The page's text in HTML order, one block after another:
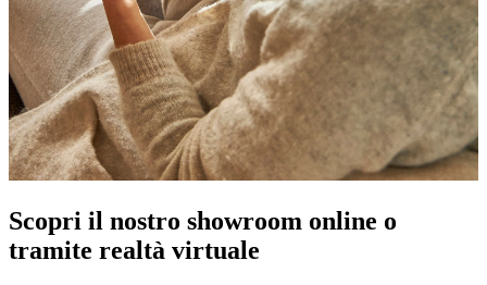
Scopri il nostro showroom online o
tramite realtà virtuale